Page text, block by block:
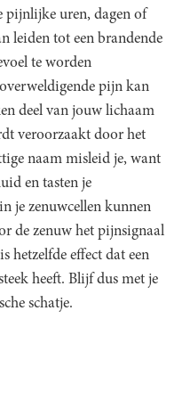
pijnlijke uren, dagen of
leiden tot een brandende
te worden
pijn kan
deel van jouw lichaam
veroorzaakt door het
naam misleid je, want
en tasten je
je zenuwcellen kunnen
de zenuw het pijnsignaal
hetzelfde effect dat een
heeft. Blijf dus met je
schatje.